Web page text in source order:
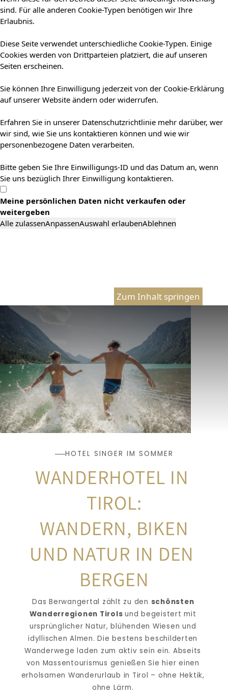
sind. Für alle anderen Cookie-Typen benötigen wir Ihre
Erlaubnis.
Diese Seite verwendet unterschiedliche Cookie-Typen. Einige
Cookies werden von Drittparteien platziert, die auf unseren
Seiten erscheinen.
Sie können Ihre Einwilligung jederzeit von der Cookie-Erklärung
auf unserer Website ändern oder widerrufen.
Erfahren Sie in unserer Datenschutzrichtlinie mehr darüber, wer
wir sind, wie Sie uns kontaktieren können und wie wir
personenbezogene Daten verarbeiten.
Bitte geben Sie Ihre Einwilligungs-ID und das Datum an, wenn
Sie uns bezüglich Ihrer Einwilligung kontaktieren.
Meine persönlichen Daten nicht verkaufen oder
weitergeben
Alle zulassenAnpassenAuswahl erlaubenAblehnen
Zum Inhalt springen
HOTEL SINGER IM SOMMER
WANDERHOTEL IN
TIROL:
WANDERN, BIKEN
UND NATUR IN DEN
BERGEN
Das Berwangertal zählt zu den schönsten
Wanderregionen Tirols und begeistert mit
ursprünglicher Natur, blühenden Wiesen und
idyllischen Almen. Die bestens beschilderten
Wanderwege laden zum aktiv sein ein. Abseits
von Massentourismus genießen Sie hier einen
erholsamen Wanderurlaub in Tirol – ohne Hektik,
ohne Lärm.